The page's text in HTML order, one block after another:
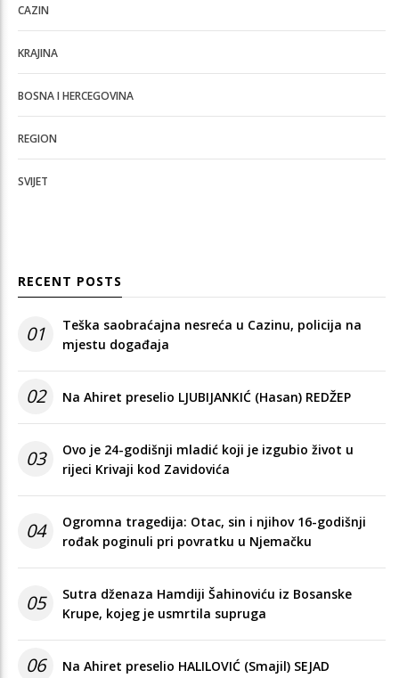
CAZIN
KRAJINA
BOSNA I HERCEGOVINA
REGION
SVIJET
RECENT POSTS
01
Teška saobraćajna nesreća u Cazinu, policija na
mjestu događaja
02 Na Ahiret preselio LJUBIJANKIĆ (Hasan) REDŽEP
03
Ovo je 24-godišnji mladić koji je izgubio život u
rijeci Krivaji kod Zavidovića
04
Ogromna tragedija: Otac, sin i njihov 16-godišnji
rođak poginuli pri povratku u Njemačku
05
Sutra dženaza Hamdiji Šahinoviću iz Bosanske
Krupe, kojeg je usmrtila supruga
06 Na Ahiret preselio HALILOVIĆ (Smajil) SEJAD